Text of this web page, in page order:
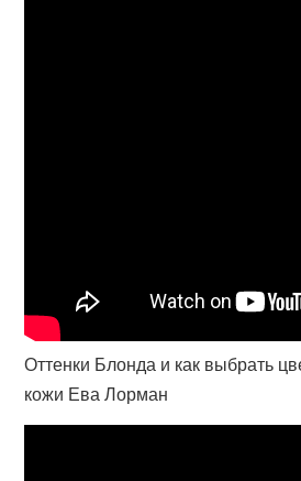
Оттенки Блонда и как выбрать
кожи Ева Лорман